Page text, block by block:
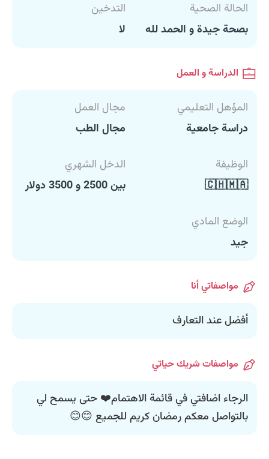
الحالة الصحية
بصحة جيدة و الحمد لله
التدخين
لا
الدراسة و العمل
المؤهل التعليمي
دراسة جامعية
مجال العمل
مجال الطب
الوظيفة
🇨🇭🇲🇦
الدخل الشهري
بين 2500 و 3500 دولار
الوضع المادي
جيد
مواصفاتي أنا
أفضل عند التعارف
مواصفات شريك حياتي
الرجاء اضافتي في قائمة الاهتمام❤️ حتى يسمح لي
بالتواصل معكم رمضان كريم للجميع 😊😊